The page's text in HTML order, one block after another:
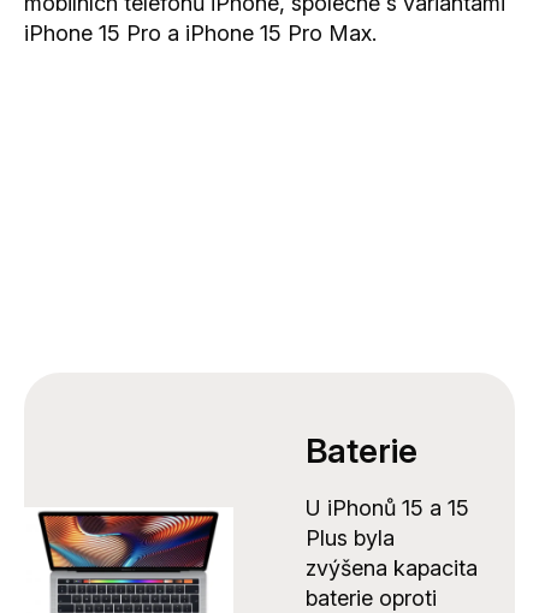
m
ře
m
ě
š
e
iPhone 15 Pro a iPhone 15 Pro Max.
Baterie
U iPhonů 15 a 15
Plus byla
zvýšena kapacita
baterie oproti